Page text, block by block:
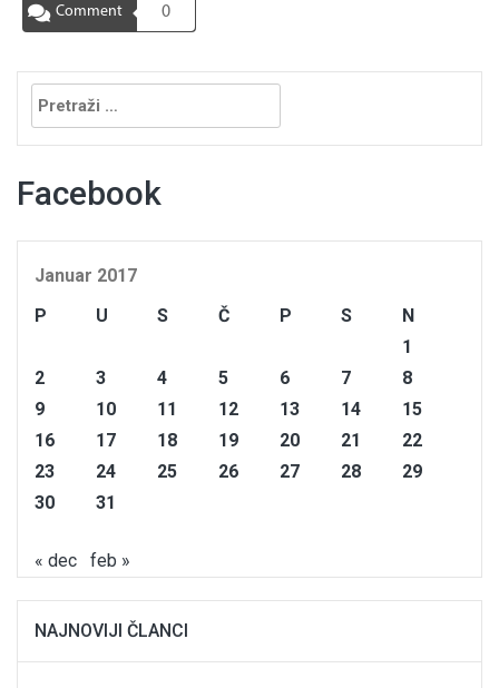
Comment 0
Pretraga:
Facebook
Januar 2017
P
U S Č P S
N
1
2
3 4 5 6 7
8
9
10 11 12 13 14
15
16
17 18 19 20 21
22
23
24 25 26 27 28
29
30
31
« dec feb »
NAJNOVIJI ČLANCI